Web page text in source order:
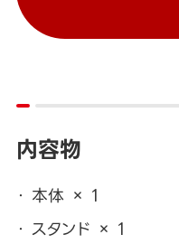
内容物
本体 × 1
スタンド × 1